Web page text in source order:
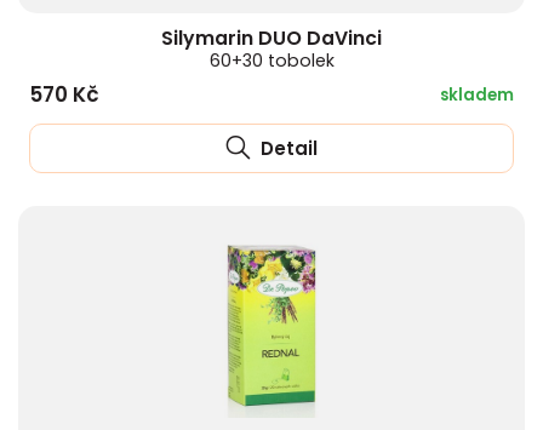
Silymarin DUO DaVinci
60+30 tobolek
570 Kč skladem
Detail